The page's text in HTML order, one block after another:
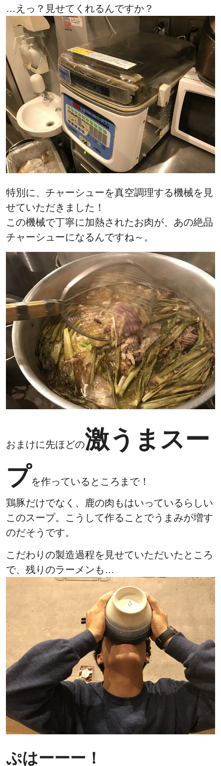
…えっ？見せてくれるんですか？
特別に、チャーシューを真空調理する機械を見
せていただきました！
この機械で丁寧に加熱されたお肉が、あの絶品
チャーシューになるんですね～。
おまけに先ほどの激うまスー
プを作っているところまで！
鶏豚だけでなく、鹿の肉もはいっているらしい
このスープ。こうして作ることでうまみが増す
のだそうです。
こだわりの製造過程を見せていただいたところ
で、残りのラーメンも…
ぷはーーー！